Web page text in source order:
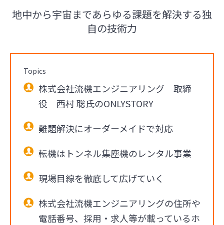
地中から宇宙まであらゆる課題を解決する独
自の技術力
Topics
株式会社流機エンジニアリング 取締
役 西村 聡氏のONLYSTORY
難題解決にオーダーメイドで対応
転機はトンネル集塵機のレンタル事業
現場目線を徹底して広げていく
株式会社流機エンジニアリングの住所や
電話番号、採用・求人等が載っているホ